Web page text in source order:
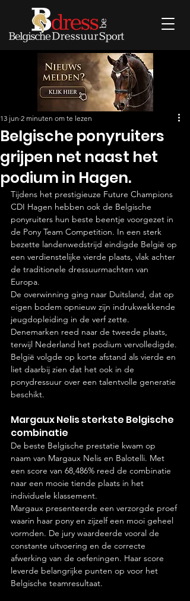
Belgische ponyruiters
grijpen net naast het
podium in Hagen.
13 jun 2 minuten om te lezen
Tijdens het prestigieuze Future Champions
CDI Hagen hebben ook de Belgische
ponyruiters hun beste beentje voorgezet in
de Pony Team Competition. In een sterk
bezette landenwedstrijd eindigde België op
een verdienstelijke vierde plaats, vlak achter
de traditionele dressuurmachten van
Europa.
De overwinning ging naar Duitsland, dat op
eigen bodem opnieuw zijn indrukwekkende
jeugdopleiding in de verf zette.
Denemarken reed naar de tweede plaats,
terwijl Nederland het podium vervolledigde.
België volgde op korte afstand als vierde en
liet daarbij zien dat het ook in de
ponydressuur over een talentvolle generatie
beschikt.
Margaux Nelis sterkste Belgische
combinatie
De beste Belgische prestatie kwam op
naam van Margaux Nelis en Balotelli. Met
een score van 68,486% reed de combinatie
naar een mooie tiende plaats in het
individuele klassement.
Margaux presenteerde een verzorgde proef
waarin haar pony en zijzelf een mooi geheel
vormden. De jury waardeerde vooral de
constante uitvoering en de correcte
afwerking van de oefeningen. Haar score
leverde belangrijke punten op voor het
Belgische teamresultaat.